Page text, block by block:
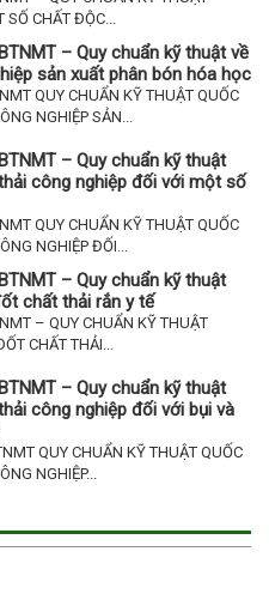
SỐ CHẤT ĐỘC...
– Quy chuẩn kỹ thuật về
sản xuất phân bón hóa học
QUY CHUẨN KỸ THUẬT QUỐC
NGHIỆP SẢN...
– Quy chuẩn kỹ thuật
công nghiệp đối với một số
QUY CHUẨN KỸ THUẬT QUỐC
NGHIỆP ĐỐI...
– Quy chuẩn kỹ thuật
chất thải rắn y tế
– QUY CHUẨN KỸ THUẬT
CHẤT THẢI...
– Quy chuẩn kỹ thuật
công nghiệp đối với bụi và
QUY CHUẨN KỸ THUẬT QUỐC
NGHIỆP...